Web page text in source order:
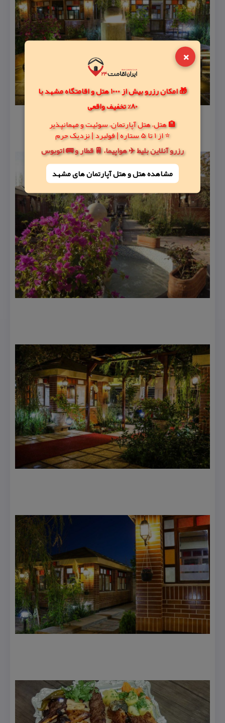
×
🎁 امکان رزرو بیش از 1000 هتل و اقامتگاه مشهد با
80% تخفیف واقعی
🏨 هتل، هتل آپارتمان، سوئیت و مهمانپذیر
⭐ از 1 تا 5 ستاره | فولبرد | نزدیک حرم
رزرو آنلاین بلیط ✈️ هواپیما، 🚆 قطار و 🚌 اتوبوس
مشاهده هتل و هتل‌ آپارتمان های مشهد